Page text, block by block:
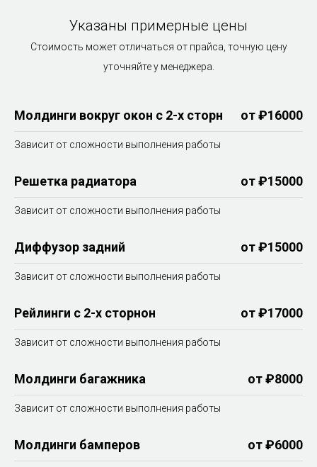
Указаны примерные цены
Стоимость может отличаться от прайса, точную цену
уточняйте у менеджера.
Молдинги вокруг окон с 2-х сторн от ₽16000
Зависит от сложности выполнения работы
Решетка радиатора от ₽15000
Зависит от сложности выполнения работы
Диффузор задний от ₽15000
Зависит от сложности выполнения работы
Рейлинги с 2-х сторнон от ₽17000
Зависит от сложности выполнения работы
Молдинги багажника от ₽8000
Зависит от сложности выполнения работы
Молдинги бамперов от ₽6000